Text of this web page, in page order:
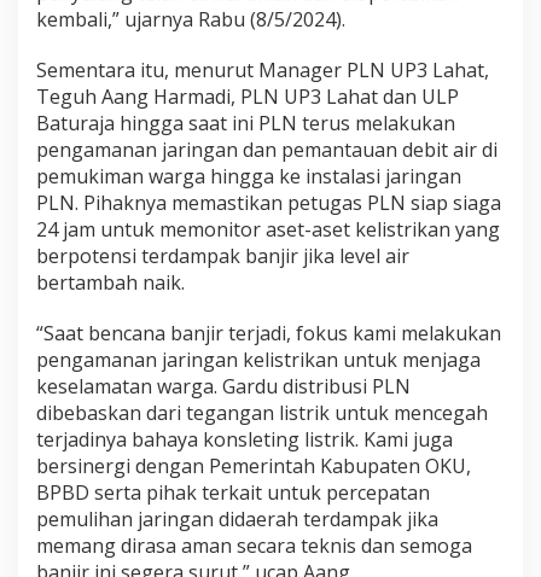
kembali,” ujarnya Rabu (8/5/2024).
Sementara itu, menurut Manager PLN UP3 Lahat,
Teguh Aang Harmadi, PLN UP3 Lahat dan ULP
Baturaja hingga saat ini PLN terus melakukan
pengamanan jaringan dan pemantauan debit air di
pemukiman warga hingga ke instalasi jaringan
PLN. Pihaknya memastikan petugas PLN siap siaga
24 jam untuk memonitor aset-aset kelistrikan yang
berpotensi terdampak banjir jika level air
bertambah naik.
“Saat bencana banjir terjadi, fokus kami melakukan
pengamanan jaringan kelistrikan untuk menjaga
keselamatan warga. Gardu distribusi PLN
dibebaskan dari tegangan listrik untuk mencegah
terjadinya bahaya konsleting listrik. Kami juga
bersinergi dengan Pemerintah Kabupaten OKU,
BPBD serta pihak terkait untuk percepatan
pemulihan jaringan didaerah terdampak jika
memang dirasa aman secara teknis dan semoga